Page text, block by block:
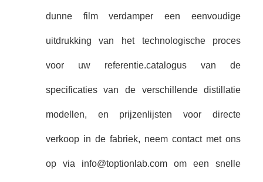
dunne film verdamper een eenvoudige
uitdrukking van het technologische proces
voor uw referentie.catalogus van de
specificaties van de verschillende distillatie
modellen, en prijzenlijsten voor directe
verkoop in de fabriek, neem contact met ons
op via info@toptionlab.com om een snelle